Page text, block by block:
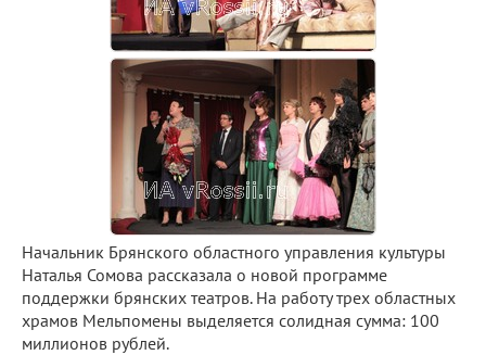
Начальник Брянского областного управления культуры
Наталья Сомова рассказала о новой программе
поддержки брянских театров. На работу трех областных
храмов Мельпомены выделяется солидная сумма: 100
миллионов рублей.